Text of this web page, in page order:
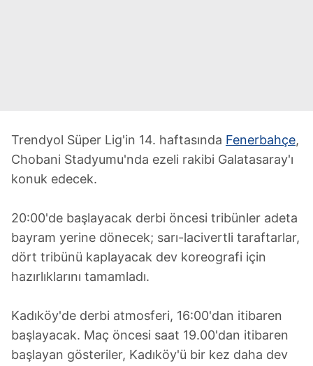
Trendyol Süper Lig'in 14. haftasında Fenerbahçe,
Chobani Stadyumu'nda ezeli rakibi Galatasaray'ı
konuk edecek.
20:00'de başlayacak derbi öncesi tribünler adeta
bayram yerine dönecek; sarı-lacivertli taraftarlar,
dört tribünü kaplayacak dev koreografi için
hazırlıklarını tamamladı.
Kadıköy'de derbi atmosferi, 16:00'dan itibaren
başlayacak. Maç öncesi saat 19.00'dan itibaren
başlayan gösteriler, Kadıköy'ü bir kez daha dev